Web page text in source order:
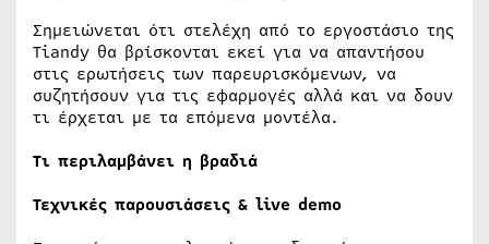
Σημειώνεται ότι στελέχη από το εργοστάσιο της
Tiandy θα βρίσκονται εκεί για να απαντήσου
στις ερωτήσεις των παρευρισκόμενων, να
συζητήσουν για τις εφαρμογές αλλά και να δουν
τι έρχεται με τα επόμενα μοντέλα.
Τι περιλαμβάνει η βραδιά
Τεχνικές παρουσιάσεις & live demo